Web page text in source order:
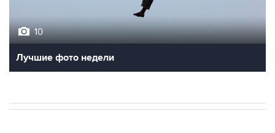
10
Лучшие фото недели